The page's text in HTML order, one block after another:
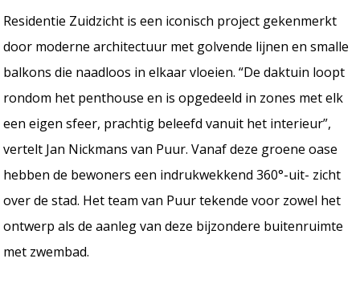
Residentie Zuidzicht is een iconisch project gekenmerkt
door moderne architectuur met golvende lijnen en smalle
balkons die naadloos in elkaar vloeien. “De daktuin loopt
rondom het penthouse en is opgedeeld in zones met elk
een eigen sfeer, prachtig beleefd vanuit het interieur”,
vertelt Jan Nickmans van Puur. Vanaf deze groene oase
hebben de bewoners een indrukwekkend 360°-uit- zicht
over de stad. Het team van Puur tekende voor zowel het
ontwerp als de aanleg van deze bijzondere buitenruimte
met zwembad.